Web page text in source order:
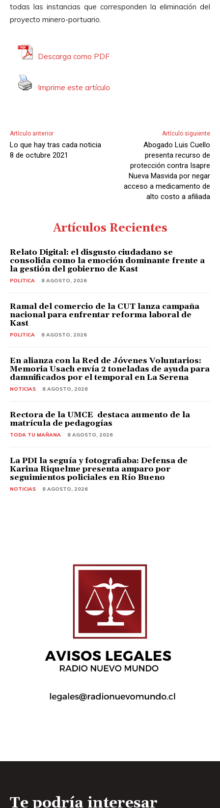
todas las instancias que corresponden la eliminación del
proyecto minero-portuario.
Descarga como PDF
Imprime este artículo
Artículo anterior
Lo que hay tras cada noticia
8 de octubre 2021
Artículo siguiente
Abogado Luis Cuello
presenta recurso de
protección contra Isapre
Nueva Masvida por negar
acceso a medicamento de
alto costo a afiliada
Artículos Recientes
Relato Digital: el disgusto ciudadano se
consolida como la emoción dominante frente a
la gestión del gobierno de Kast
POLITICA 8 AGOSTO, 2026
Ramal del comercio de la CUT lanza campaña
nacional para enfrentar reforma laboral de
Kast
POLITICA 8 AGOSTO, 2026
En alianza con la Red de Jóvenes Voluntarios:
Memoria Usach envía 2 toneladas de ayuda para
damnificados por el temporal en La Serena
NOTICIAS 8 AGOSTO, 2026
Rectora de la UMCE destaca aumento de la
matrícula de pedagogías
TODA TU MAÑANA 8 AGOSTO, 2026
La PDI la seguía y fotografiaba: Defensa de
Karina Riquelme presenta amparo por
seguimientos policiales en Río Bueno
NOTICIAS 8 AGOSTO, 2026
Te podría interesar